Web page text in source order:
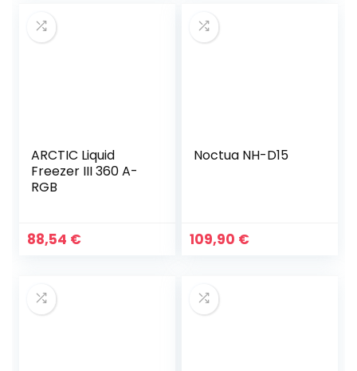
109,95 €.
ARCTIC Liquid
Freezer III 360 A-
RGB
88,54 €
Noctua NH-D15
109,90 €